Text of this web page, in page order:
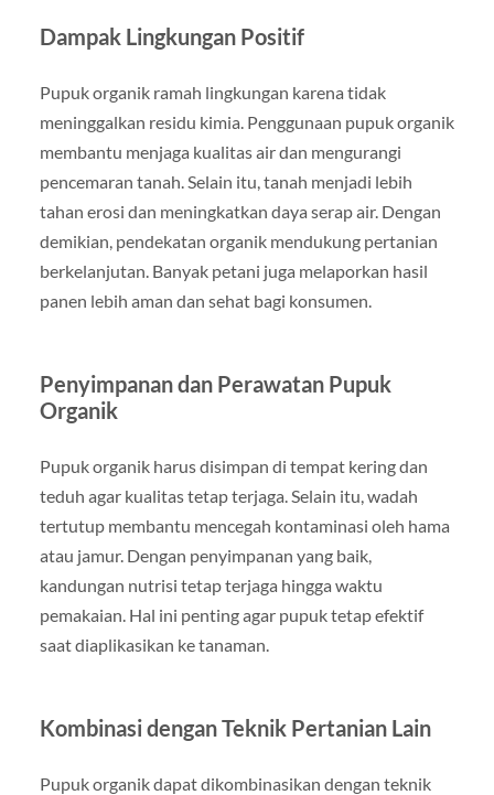
Dampak Lingkungan Positif
Pupuk organik ramah lingkungan karena tidak
meninggalkan residu kimia. Penggunaan pupuk organik
membantu menjaga kualitas air dan mengurangi
pencemaran tanah. Selain itu, tanah menjadi lebih
tahan erosi dan meningkatkan daya serap air. Dengan
demikian, pendekatan organik mendukung pertanian
berkelanjutan. Banyak petani juga melaporkan hasil
panen lebih aman dan sehat bagi konsumen.
Penyimpanan dan Perawatan Pupuk
Organik
Pupuk organik harus disimpan di tempat kering dan
teduh agar kualitas tetap terjaga. Selain itu, wadah
tertutup membantu mencegah kontaminasi oleh hama
atau jamur. Dengan penyimpanan yang baik,
kandungan nutrisi tetap terjaga hingga waktu
pemakaian. Hal ini penting agar pupuk tetap efektif
saat diaplikasikan ke tanaman.
Kombinasi dengan Teknik Pertanian Lain
Pupuk organik dapat dikombinasikan dengan teknik